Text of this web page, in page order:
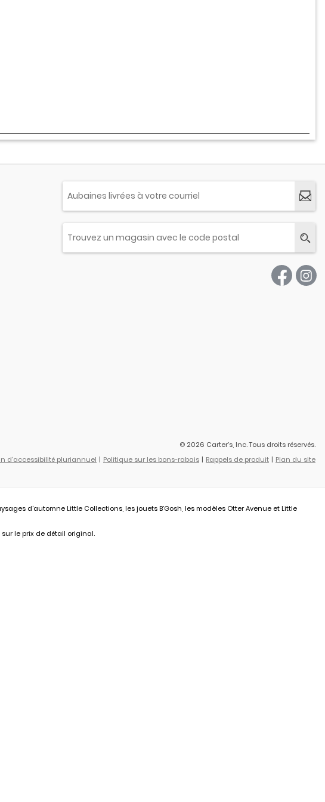
© 2026 Carter’s, Inc. Tous droits réservés.
d'accessibilité pluriannuel Politique sur les bons-rabais Rappels de produit Plan du site
d'automne Little Collections, les jouets B’Gosh, les modèles Otter Avenue et Little
sur le prix de détail original.